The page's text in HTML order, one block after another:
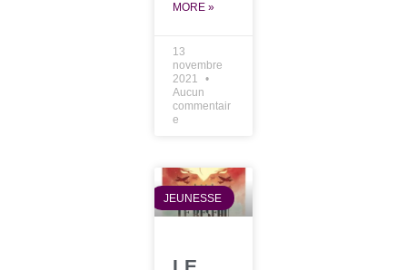
MORE »
13
novembre
2021
Aucun
commentair
e
JEUNESSE